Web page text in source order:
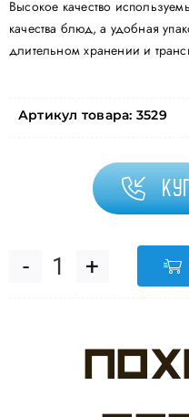
Высокое качество
качества блюд, а удобная
длительном хранении и
Артикул товара: 3529
Свеча